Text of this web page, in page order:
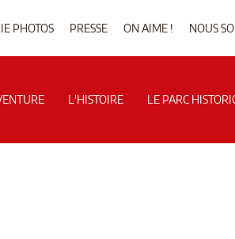
PHOTOS PRESSE ON AIME ! NOUS
L'HISTOIRE LE PARC